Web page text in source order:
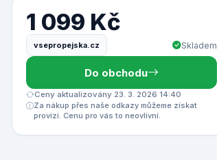
1 099 Kč
vsepropejska.cz Skladem
Do obchodu
Ceny aktualizovány 23. 3. 2026 14:40
Za nákup přes naše odkazy můžeme získat
provizi. Cenu pro vás to neovlivní.